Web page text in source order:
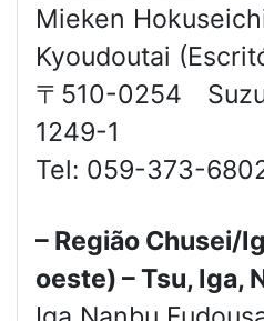
Mieken
Kyoudoutai
〒510-0254
1249-1
Tel: 059-373-
– Região Chusei/
oeste) – Tsu, Iga,